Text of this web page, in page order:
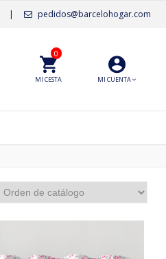
pedidos@barcelohogar.com
|
MI CUENTA
MI CESTA
0